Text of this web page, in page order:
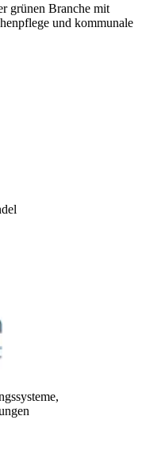
grünen Branche mit
und kommunale